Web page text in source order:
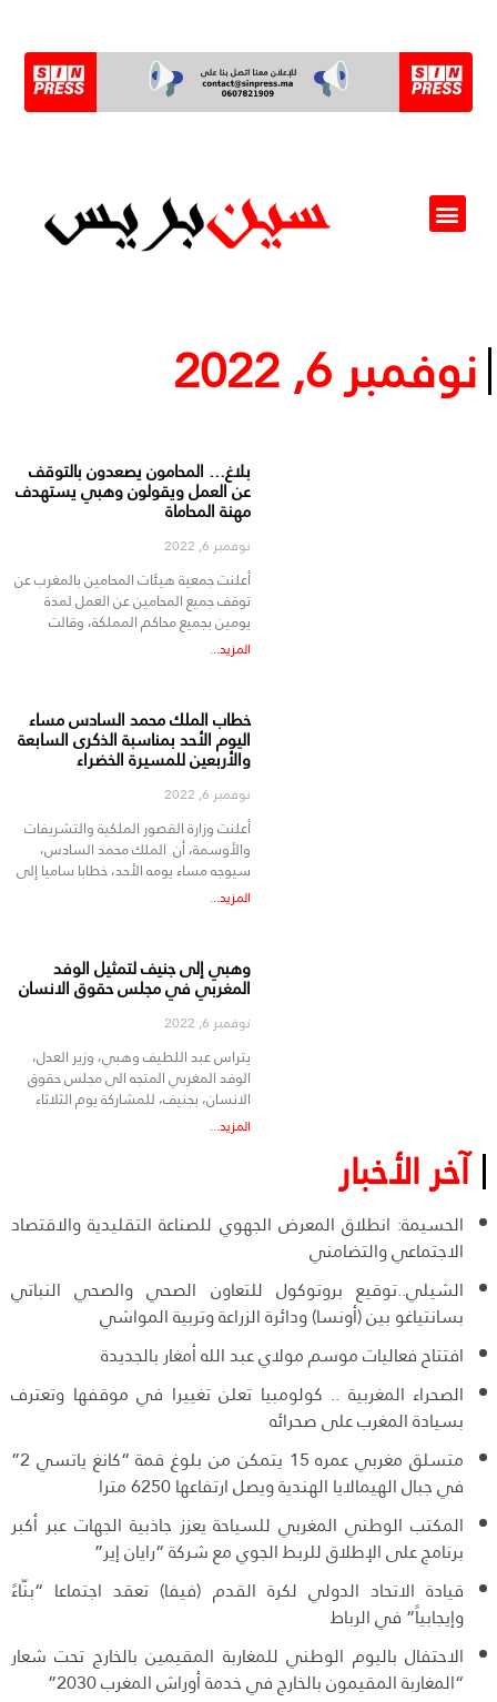
نوفمبر 6, 2022
بلاغ… المحامون يصعدون بالتوقف
عن العمل ويقولون وهبي يستهدف
مهنة المحاماة
نوفمبر 6, 2022
أعلنت جمعية هيئات المحامين بالمغرب عن
توقف جميع المحامين عن العمل لمدة
يومين بجميع محاكم المملكة، وقالت
المزيد...
خطاب الملك محمد السادس مساء
اليوم الأحد بمناسبة الذكرى السابعة
والأربعين للمسيرة الخضراء
نوفمبر 6, 2022
أعلنت وزارة القصور الملكية والتشريفات
والأوسمة، أن الملك محمد السادس،
سيوجه مساء يومه الأحد، خطابا ساميا إلى
المزيد...
وهبي إلى جنيف لتمثيل الوفد
المغربي في مجلس حقوق الانسان
نوفمبر 6, 2022
يتراس عبد اللطيف وهبي، وزير العدل،
الوفد المغربي المتجه الى مجلس حقوق
الانسان، بجنيف، للمشاركة يوم الثلاثاء
المزيد...
آخر الأخبار
الحسيمة: انطلاق المعرض الجهوي للصناعة التقليدية والاقتصاد
الاجتماعي والتضامني
الشيلي..توقيع بروتوكول للتعاون الصحي والصحي النباتي
بسانتياغو بين (أونسا) ودائرة الزراعة وتربية المواشي
افتتاح فعاليات موسم مولاي عبد الله أمغار بالجديدة
الصحراء المغربية .. كولومبيا تعلن تغييرا في موقفها وتعترف
بسيادة المغرب على صحرائه
متسلق مغربي عمره 15 يتمكن من بلوغ قمة “كانغ ياتسي 2”
في جبال الهيمالايا الهندية ويصل ارتفاعها 6250 مترا
المكتب الوطني المغربي للسياحة يعزز جاذبية الجهات عبر أكبر
برنامج على الإطلاق للربط الجوي مع شركة “رايان إير”
قيادة الاتحاد الدولي لكرة القدم (فيفا) تعقد اجتماعا “بنّاءً
وإيجابياً” في الرباط
الاحتفال باليوم الوطني للمغاربة المقيمين بالخارج تحت شعار
“المغاربة المقيمون بالخارج في خدمة أوراش المغرب 2030”